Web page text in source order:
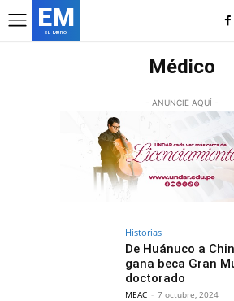
EM
EL MURO
Médico
- ANUNCIE AQUÍ -
Historias
De Huánuco a
gana beca Gran
doctorado
MEAC - 7 octubre, 2024